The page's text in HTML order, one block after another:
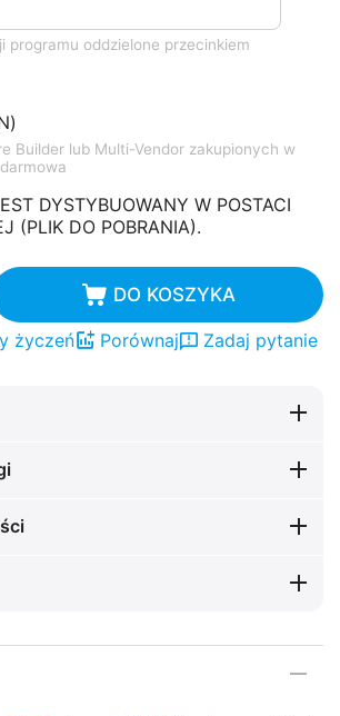
programu oddzielone przecinkiem
)
Builder lub Multi-Vendor zakupionych w
DYSTYBUOWANY W POSTACI
(PLIK DO POBRANIA).
DO KOSZYKA
życzeń Porównaj Zadaj pytanie